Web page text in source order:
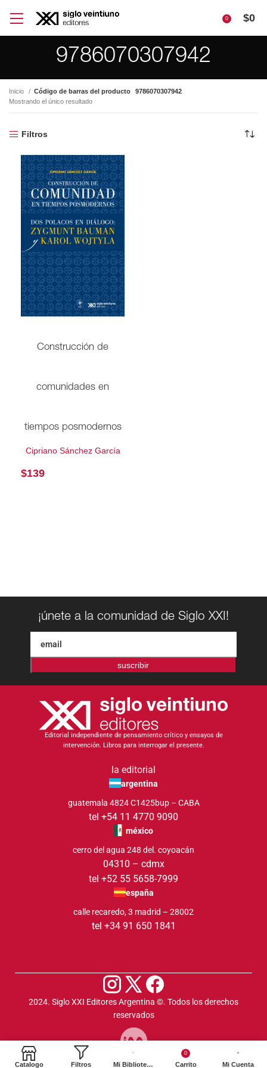
0 $0
9786070307942
Inicio Código de barras del producto
9786070307942
Mostrando el único resultado
Filtros
Construcción de
comunidades en
tiempos posmodernos
Cipriano Sánchez García
$139
¡únete a la comunidad de Siglo XXI!
suscribir
Editorial independiente de pensamiento crítico y ensayos de
intervención. Libros para interrogar el presente.
la editorial
argentina
guatemala 4824 C1425bup – CABA
tel +54 11 4770 9090
méxico
cerro del agua 248 del. coyoacán
04310 – cdmx
tel +52 55 5658-7999
españa
calle recaredo, 3 madrid – 28002
tel +34 91 650 1841
2024. Siglo XXI Editores Argentina ©️. Todos los derechos
reservados
Catalogo Filtros Mi Biblioteca
0
Carrito Mi Cuenta